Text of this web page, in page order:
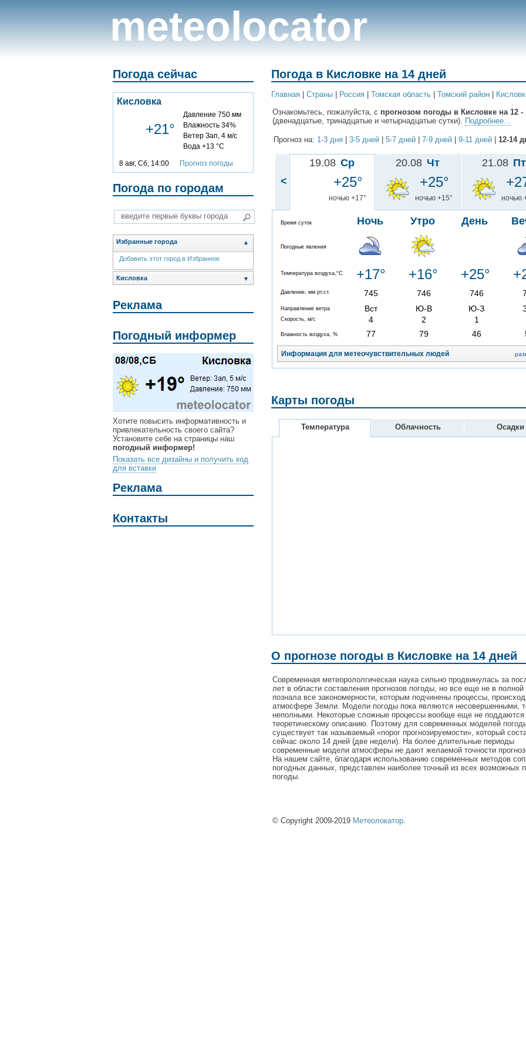
meteolocator
Погода сейчас
Кисловка
+21°
Давление 750 мм
Влажность 34%
Ветер Зап, 4 м/с
Вода +13 °C
8 авг, Сб, 14:00 Прогноз погоды
Погода по городам
Избранные города ▲
Добавить этот город в Избранное
Кисловка ▼
Реклама
Погодный информер
Хотите повысить информативность и
привлекательность своего сайта?
Установите себе на страницы наш
погодный информер!
Показать все дизайны и получить код
для вставки
Реклама
Контакты
Погода в Кисловке на 14 дней
Главная Cтраны Россия Томская область Томский район
Ознакомьтесь, пожалуйста, с прогнозом погоды в Кисловке на 12 -
(двенадцатые, тринадцатые и четырнадцатые сутки). Подробнее...
Прогноз на: 1-3 дня 3-5 дней 5-7 дней 7-9 дней 9-11 дней 12-14
<
19.08 Ср
+25°
ночью +17°
Время суток Ночь Утро День
Погодные явления
Температура воздуха,°C +17° +16° +25°
Давление, мм рт.ст. 745 746 746
Направление ветра Вст Ю-В Ю-З
Скорость, м/с 4 2 1
Влажность воздуха, % 77 79 46
Информация для метеочувствительных людей
20.08 Чт
+25°
ночью +15°
21.08 Пт
ночью
Карты погоды
Температура Облачность Осадки
О прогнозе погоды в Кисловке на 14 дней
Современная метеорололгическая наука сильно продвинулась за
лет в области составления прогнозов погоды, но все еще не в
познала все закономерности, которым подчинены процессы,
атмосфере Земли. Модели погоды пока являются несовершенными,
неполными. Некоторые сложные процессы вообще еще не поддаются
теоретическому описанию. Поэтому для современных моделей
существует так называемый «порог прогнозируемости», который
сейчас около 14 дней (две недели). На более длительные периоды
современные модели атмосферы не дают желаемой точности
На нашем сайте, благодаря использованию современных методов
погодных данных, представлен наиболее точный из всех возможных
погоды.
© Copyright 2009-2019 Метеолокатор